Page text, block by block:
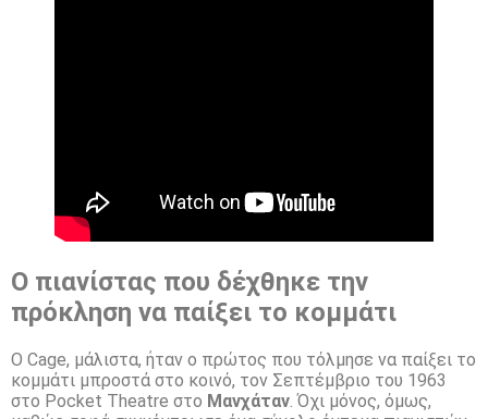
Ο πιανίστας που δέχθηκε την
πρόκληση να παίξει το κομμάτι
Ο Cage, μάλιστα, ήταν ο πρώτος που τόλμησε να παίξει το
κομμάτι μπροστά στο κοινό, τον Σεπτέμβριο του 1963
στο Pocket Theatre στο Μανχάταν. Όχι μόνος, όμως,